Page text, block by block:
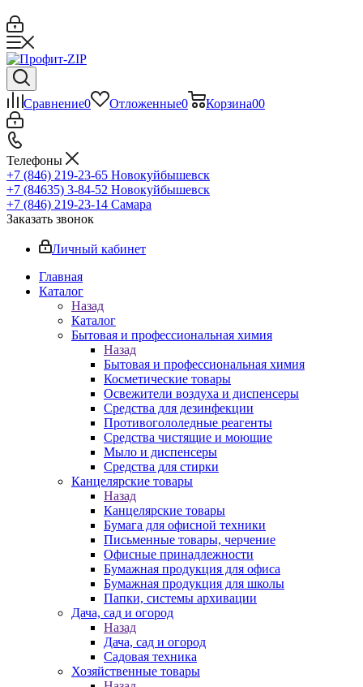
Сравнение0 Отложенные0 Корзина00
Телефоны
+7 (846) 219-23-65 Новокуйбышевск
+7 (84635) 3-84-52 Новокуйбышевск
+7 (846) 219-23-14 Самара
Заказать звонок
Личный кабинет
Главная
Каталог
Назад
Каталог
Бытовая и профессиональная химия
Назад
Бытовая и профессиональная химия
Косметические товары
Освежители воздуха и диспенсеры
Средства для дезинфекции
Противогололедные реагенты
Средства чистящие и моющие
Мыло и диспенсеры
Средства для стирки
Канцелярские товары
Назад
Канцелярские товары
Бумага для офисной техники
Письменные товары, черчение
Офисные принадлежности
Бумажная продукция для офиса
Бумажная продукция для школы
Папки, системы архивации
Дача, сад и огород
Назад
Дача, сад и огород
Садовая техника
Хозяйственные товары